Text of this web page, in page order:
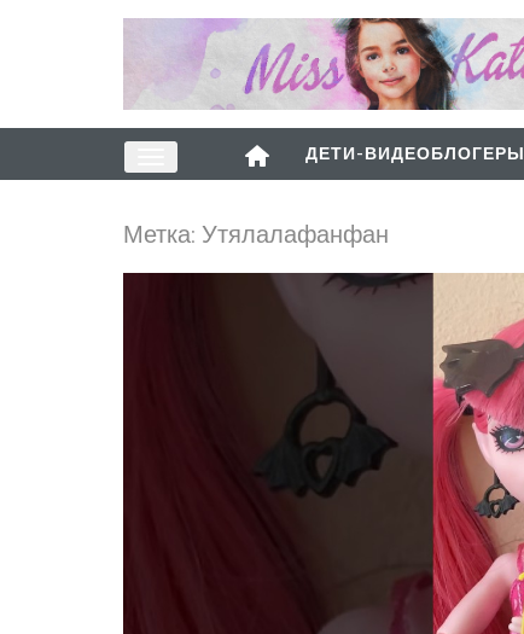
ДЕТИ-ВИДЕОБЛОГЕРЫ
Метка: Утялалафанфан